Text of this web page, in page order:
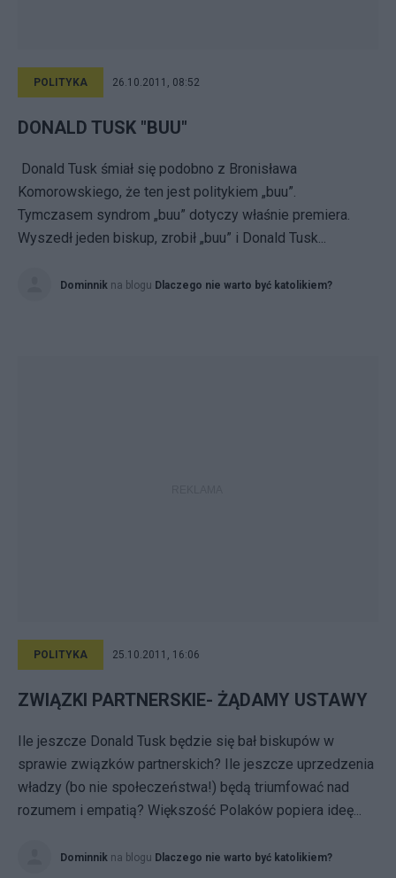
POLITYKA 26.10.2011, 08:52
DONALD TUSK "BUU"
Donald Tusk śmiał się podobno z Bronisława
Komorowskiego, że ten jest politykiem „buu”.
Tymczasem syndrom „buu” dotyczy właśnie premiera.
Wyszedł jeden biskup, zrobił „buu” i Donald Tusk...
Dominnik na blogu Dlaczego nie warto być katolikiem?
POLITYKA 25.10.2011, 16:06
ZWIĄZKI PARTNERSKIE- ŻĄDAMY USTAWY
Ile jeszcze Donald Tusk będzie się bał biskupów w
sprawie związków partnerskich? Ile jeszcze uprzedzenia
władzy (bo nie społeczeństwa!) będą triumfować nad
rozumem i empatią? Większość Polaków popiera ideę...
Dominnik na blogu Dlaczego nie warto być katolikiem?